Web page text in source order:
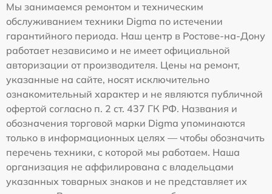
Мы занимаемся ремонтом и техническим
обслуживанием техники Digma по истечении
гарантийного периода. Наш центр в Ростове-на-Дону
работает независимо и не имеет официальной
авторизации от производителя. Цены на ремонт,
указанные на сайте, носят исключительно
ознакомительный характер и не являются публичной
офертой согласно п. 2 ст. 437 ГК РФ. Названия и
обозначения торговой марки Digma упоминаются
только в информационных целях — чтобы обозначить
перечень техники, с которой мы работаем. Наша
организация не аффилирована с владельцами
указанных товарных знаков и не представляет их